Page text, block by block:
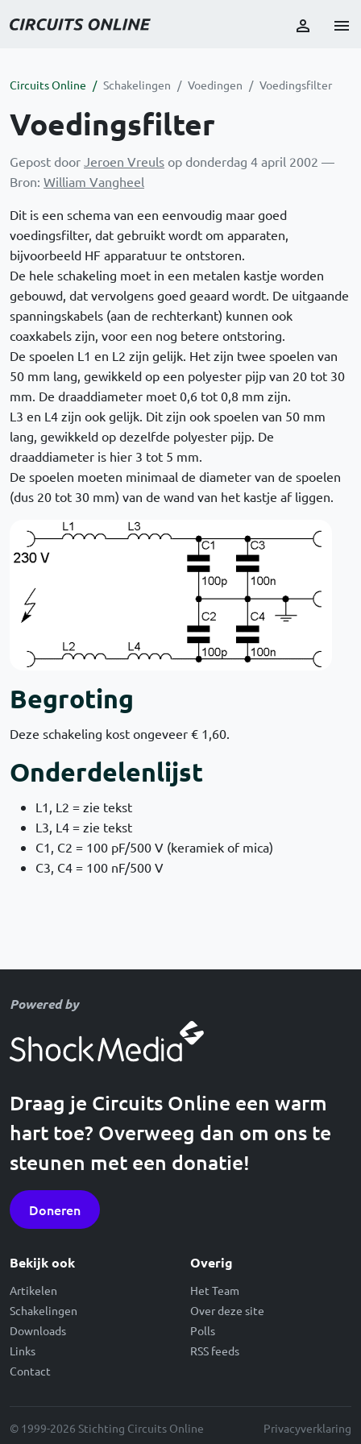
Circuits Online Schakelingen Voedingen Voedingsfilter
Voedingsfilter
Gepost door Jeroen Vreuls op donderdag 4 april 2002 —
Bron: William Vangheel
Dit is een schema van een eenvoudig maar goed
voedingsfilter, dat gebruikt wordt om apparaten,
bijvoorbeeld HF apparatuur te ontstoren.
De hele schakeling moet in een metalen kastje worden
gebouwd, dat vervolgens goed geaard wordt. De uitgaande
spanningskabels (aan de rechterkant) kunnen ook
coaxkabels zijn, voor een nog betere ontstoring.
De spoelen L1 en L2 zijn gelijk. Het zijn twee spoelen van
50 mm lang, gewikkeld op een polyester pijp van 20 tot 30
mm. De draaddiameter moet 0,6 tot 0,8 mm zijn.
L3 en L4 zijn ook gelijk. Dit zijn ook spoelen van 50 mm
lang, gewikkeld op dezelfde polyester pijp. De
draaddiameter is hier 3 tot 5 mm.
De spoelen moeten minimaal de diameter van de spoelen
(dus 20 tot 30 mm) van de wand van het kastje af liggen.
Begroting
Deze schakeling kost ongeveer € 1,60.
Onderdelenlijst
L1, L2 = zie tekst
L3, L4 = zie tekst
C1, C2 = 100 pF/500 V (keramiek of mica)
C3, C4 = 100 nF/500 V
Powered by
Draag je Circuits Online een warm
hart toe? Overweeg dan om ons te
steunen met een donatie!
Doneren
Bekijk ook
Artikelen
Schakelingen
Downloads
Links
Contact
Overig
Het Team
Over deze site
Polls
RSS feeds
© 1999-2026 Stichting Circuits Online Privacyverklaring